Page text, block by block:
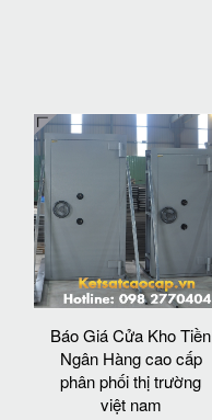
Báo Giá Cửa Kho Tiền
Ngân Hàng cao cấp
phân phối thị trường
việt nam